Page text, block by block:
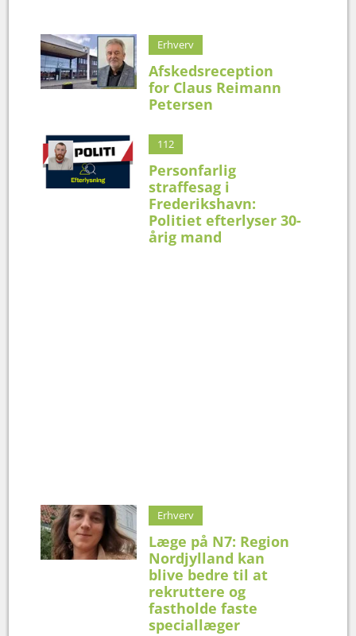
Erhverv
Afskedsreception
for Claus Reimann
Petersen
112
Personfarlig
straffesag i
Frederikshavn:
Politiet efterlyser 30-
årig mand
Erhverv
Læge på N7: Region
Nordjylland kan
blive bedre til at
rekruttere og
fastholde faste
speciallæger